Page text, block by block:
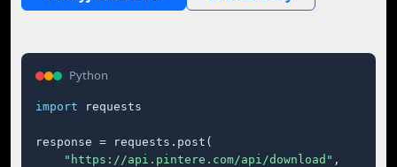
Python
import requests
response = requests.post(
"https://api.pintere.com/api/download" ,